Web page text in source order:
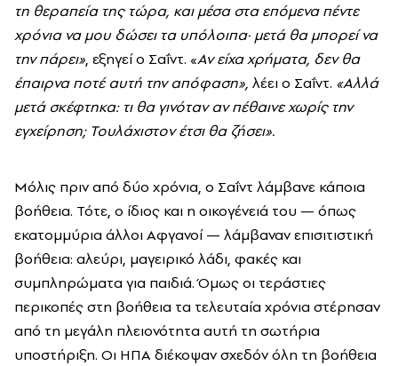
τη θεραπεία της τώρα, και μέσα στα επόμενα πέντε
χρόνια να μου δώσει τα υπόλοιπα· μετά θα μπορεί να
την πάρει», εξηγεί ο Σαΐντ. «Αν είχα χρήματα, δεν θα
έπαιρνα ποτέ αυτή την απόφαση», λέει ο Σαΐντ. «Αλλά
μετά σκέφτηκα: τι θα γινόταν αν πέθαινε χωρίς την
εγχείρηση; Τουλάχιστον έτσι θα ζήσει».
Μόλις πριν από δύο χρόνια, ο Σαΐντ λάμβανε κάποια
βοήθεια. Τότε, ο ίδιος και η οικογένειά του — όπως
εκατομμύρια άλλοι Αφγανοί — λάμβαναν επισιτιστική
βοήθεια: αλεύρι, μαγειρικό λάδι, φακές και
συμπληρώματα για παιδιά. Όμως οι τεράστιες
περικοπές στη βοήθεια τα τελευταία χρόνια στέρησαν
από τη μεγάλη πλειονότητα αυτή τη σωτήρια
υποστήριξη. Οι ΗΠΑ διέκοψαν σχεδόν όλη τη βοήθεια